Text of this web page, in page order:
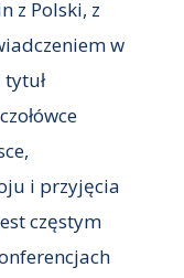
z Polski, z
w
i przyjęcia
częstym